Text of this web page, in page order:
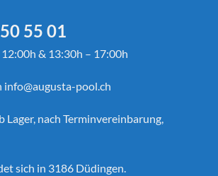
55 01
& 13:30h – 17:00h
info@augusta-pool.ch
nach Terminvereinbarung,
sich in 3186 Düdingen.